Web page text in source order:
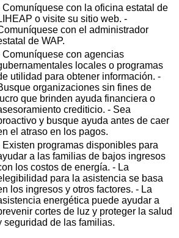
Comuníquese con la oficina estatal de
o visite su sitio web. -
con el administrador
de WAP.
Comuníquese con agencias
locales o programas
utilidad para obtener información. -
organizaciones sin fines de
lucro que brinden ayuda financiera o
crediticio. - Sea
y busque ayuda antes de caer
el atraso en los pagos.
Existen programas disponibles para
a las familias de bajos ingresos
los costos de energía. - La
para la asistencia se basa
los ingresos y otros factores. - La
energética puede ayudar a
cortes de luz y proteger la salud
seguridad de las familias.